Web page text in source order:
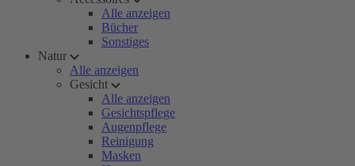
Alle anzeigen
Bücher
Sonstiges
Natur
Alle anzeigen
Gesicht
Alle anzeigen
Gesichtspflege
Augenpflege
Reinigung
Masken